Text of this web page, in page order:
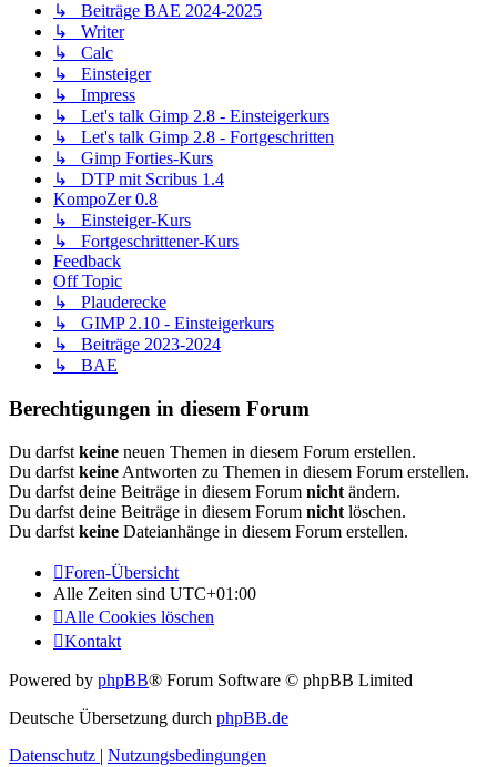
↳ Beiträge BAE 2024-2025
↳ Writer
↳ Calc
↳ Einsteiger
↳ Impress
↳ Let's talk Gimp 2.8 - Einsteigerkurs
↳ Let's talk Gimp 2.8 - Fortgeschritten
↳ Gimp Forties-Kurs
↳ DTP mit Scribus 1.4
KompoZer 0.8
↳ Einsteiger-Kurs
↳ Fortgeschrittener-Kurs
Feedback
Off Topic
↳ Plauderecke
↳ GIMP 2.10 - Einsteigerkurs
↳ Beiträge 2023-2024
↳ BAE
Berechtigungen in diesem Forum
Du darfst keine neuen Themen in diesem Forum erstellen.
Du darfst keine Antworten zu Themen in diesem Forum erstellen.
Du darfst deine Beiträge in diesem Forum nicht ändern.
Du darfst deine Beiträge in diesem Forum nicht löschen.
Du darfst keine Dateianhänge in diesem Forum erstellen.
Foren-Übersicht
Alle Zeiten sind UTC+01:00
Alle Cookies löschen
Kontakt
Powered by phpBB® Forum Software © phpBB Limited
Deutsche Übersetzung durch phpBB.de
Datenschutz | Nutzungsbedingungen